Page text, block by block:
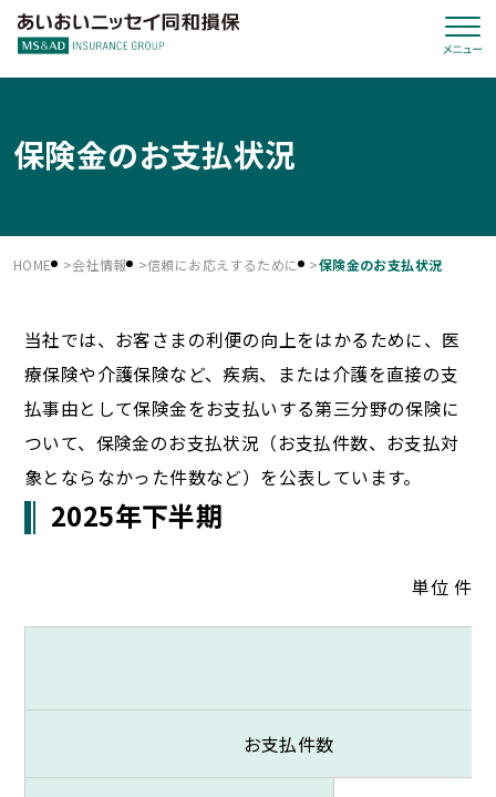
保険金のお支払状況
HOME 会社情報 信頼にお応えするために 保険金のお支払状況
当社では、お客さまの利便の向上をはかるために、医
療保険や介護保険など、疾病、または介護を直接の支
払事由として保険金をお支払いする第三分野の保険に
ついて、保険金のお支払状況（お支払件数、お支払対
象とならなかった件数など）を公表しています。
2025年下半期
単位 件
お支払件数